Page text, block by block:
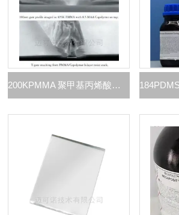
200KPMMA 聚甲基丙烯酸甲酯